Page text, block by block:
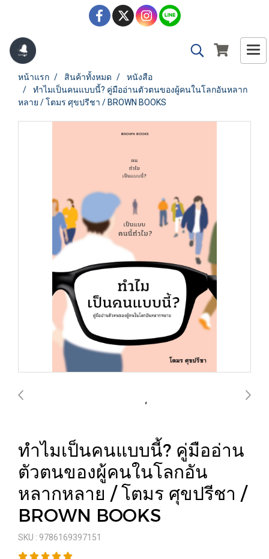
หน้าแรก สินค้าทั้งหมด
หนังสือ
ทำไมเป็นคนแบบนี้? คู่มืออ่านตัวตนของผู้คนในโลกอันหลาก
หลาย / โตมร ศุขปรีชา / BROWN BOOKS
ทำไมเป็นคนแบบนี้? คู่มืออ่าน
ตัวตนของผู้คนในโลกอัน
หลากหลาย / โตมร ศุขปรีชา /
BROWN BOOKS
SKU : 9786169397151